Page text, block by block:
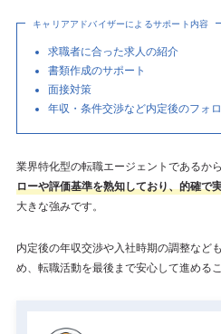
キャリアアドバイザーによるサポート内容
求職者に合った求人の紹介
書類作成のサポート
面接対策
年収・条件交渉など内定後のフォ
業界特化型の転職エージェントであるから
ローや評価基準を熟知しており、的確で
大きな強みです。
内定後の年収交渉や入社時期の調整など
め、転職活動を最後まで安心して進める